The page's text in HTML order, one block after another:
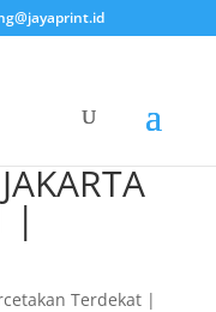
|
Terdekat|